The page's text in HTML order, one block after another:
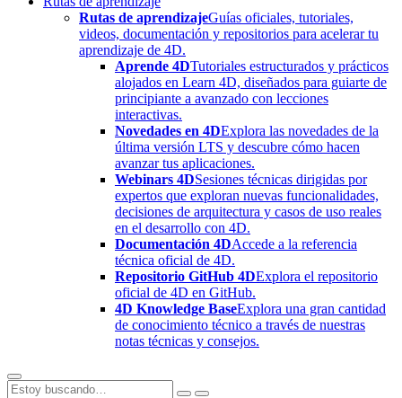
Rutas de aprendizajeGuías oficiales, tutoriales,
videos, documentación y repositorios para acelerar tu
aprendizaje de 4D.
Aprende 4DTutoriales estructurados y prácticos
alojados en Learn 4D, diseñados para guiarte de
principiante a avanzado con lecciones
interactivas.
Novedades en 4DExplora las novedades de la
última versión LTS y descubre cómo hacen
avanzar tus aplicaciones.
Webinars 4DSesiones técnicas dirigidas por
expertos que exploran nuevas funcionalidades,
decisiones de arquitectura y casos de uso reales
en el desarrollo con 4D.
Documentación 4DAccede a la referencia
técnica oficial de 4D.
Repositorio GitHub 4DExplora el repositorio
oficial de 4D en GitHub.
4D Knowledge BaseExplora una gran cantidad
de conocimiento técnico a través de nuestras
notas técnicas y consejos.